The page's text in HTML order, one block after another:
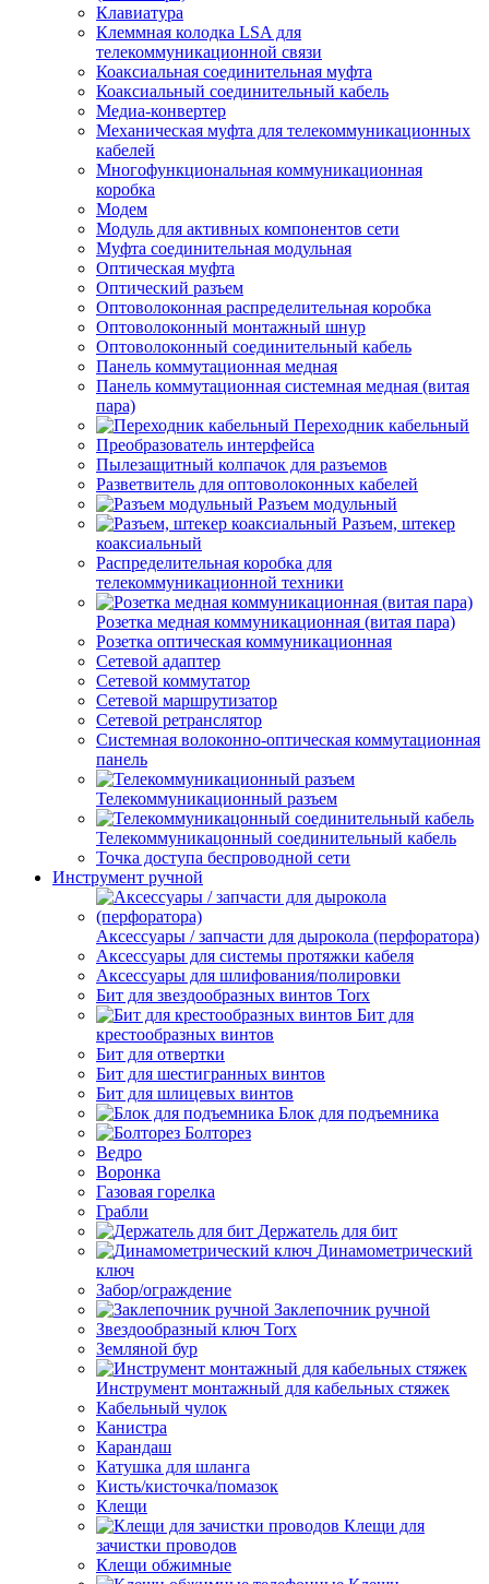
Клавиатура
Клеммная колодка LSA для
телекоммуникационной связи
Коаксиальная соединительная муфта
Коаксиальный соединительный кабель
Медиа-конвертер
Механическая муфта для телекоммуникационных
кабелей
Многофункциональная коммуникационная
коробка
Модем
Модуль для активных компонентов сети
Муфта соединительная модульная
Оптическая муфта
Оптический разъем
Оптоволоконная распределительная коробка
Оптоволоконный монтажный шнур
Оптоволоконный соединительный кабель
Панель коммутационная медная
Панель коммутационная системная медная (витая
пара)
Переходник кабельный
Преобразователь интерфейса
Пылезащитный колпачок для разъемов
Разветвитель для оптоволоконных кабелей
Разъем модульный
Разъем, штекер
коаксиальный
Распределительная коробка для
телекоммуникационной техники
Розетка медная коммуникационная (витая пара)
Розетка оптическая коммуникационная
Сетевой адаптер
Сетевой коммутатор
Сетевой маршрутизатор
Сетевой ретранслятор
Системная волоконно-оптическая коммутационная
панель
Телекоммуникационный разъем
Телекоммуникацонный соединительный кабель
Точка доступа беспроводной сети
Инструмент ручной
Аксессуары / запчасти для дырокола (перфоратора)
Аксессуары для системы протяжки кабеля
Аксессуары для шлифования/полировки
Бит для звездообразных винтов Torx
Бит для
крестообразных винтов
Бит для отвертки
Бит для шестигранных винтов
Бит для шлицевых винтов
Блок для подъемника
Болторез
Ведро
Воронка
Газовая горелка
Грабли
Держатель для бит
Динамометрический
ключ
Забор/ограждение
Заклепочник ручной
Звездообразный ключ Torx
Земляной бур
Инструмент монтажный для кабельных стяжек
Кабельный чулок
Канистра
Карандаш
Катушка для шланга
Кисть/кисточка/помазок
Клещи
Клещи для
зачистки проводов
Клещи обжимные